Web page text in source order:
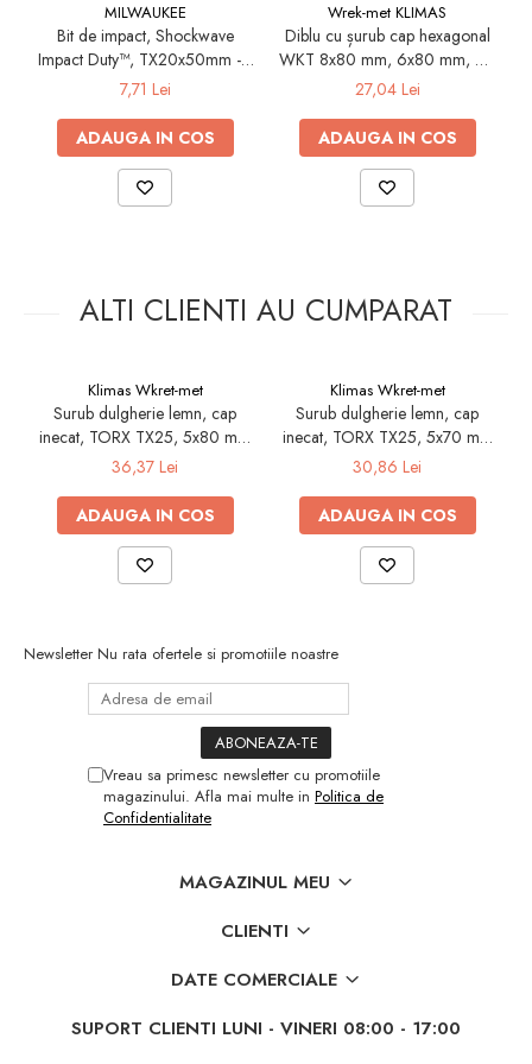
Electrice
Prelungitoare si derulatoare
Prize, intrerupatoare si stechere
Intrerupatoare
Corpuri si surse de iluminat
Garduri metalice
Plasa gard
Panouri gard
Utilaje pentru gradina
Aparate de spalat cu presiune
accesorii
Furtunuri si conectori
Accesorii si unelte pentru gradina
Scari aluminiu / otel
Solutii curatare
Echipamente de protectie si imbracaminte
MILWAUKEE
Bit de impact, Shockwave
Impact Duty™, TX20x50mm - 1
buc (4932430876),
MILWAUKEE
7,71 Lei
ADAUGA IN COS
Wrek-met KLIMAS
Diblu cu șurub cap hexagonal
WKT 8x80 mm, 6x80 mm, 50
buc/cutie
27,04 Lei
ADAUGA IN COS
ALTI CLIENTI AU CUMPARAT
Klimas Wkret-met
Surub dulgherie lemn, cap
inecat, TORX TX25, 5x80 mm
- 200 bucati/cutie - KMWHT-
50080, Klimas Wkret-met
36,37 Lei
ADAUGA IN COS
Klimas Wkret-met
Surub dulgherie lemn, cap
inecat, TORX TX25, 5x70 mm
- 200 bucati/cutie - KMWHT-
50070, Klimas Wkret-met
30,86 Lei
ADAUGA IN COS
Newsletter Nu rata ofertele si promotiile noastre
Vreau sa primesc newsletter cu promotiile
magazinului. Afla mai multe in Politica de
Confidentialitate
MAGAZINUL MEU
CLIENTI
DATE COMERCIALE
SUPORT CLIENTI LUNI - VINERI 08:00 - 17:00